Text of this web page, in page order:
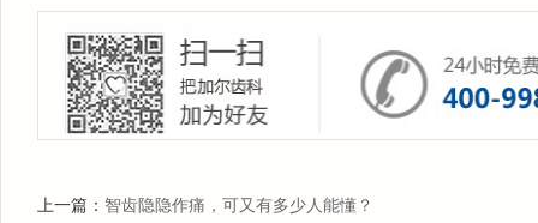
上一篇： 智齿隐隐作痛，可又有多少人能懂？